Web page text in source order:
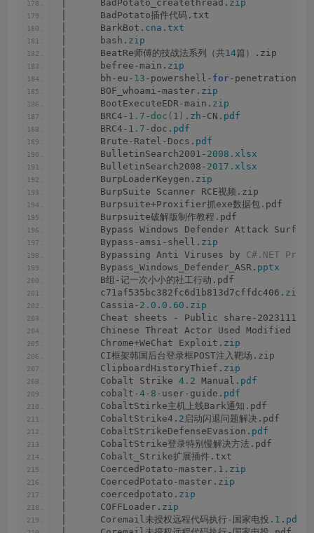
│      BadPotato_createthread. zip
│      BadPotato插件代码.txt
│      BarkBot. cna . txt
│      bash. zip
│      BeatRe师傅的技战法系列（共14篇）.zip
│      befree-main. zip
│      bh-eu- 13 -powershell- for-penetration-
│      BOF_whoami-master. zip
│      BootExecuteEDR-main. zip
│      BRC4- 1.7 - doc ( 1 ) . zh -CN. pdf
│      BRC4- 1.7 -doc. pdf
│      Brute-Ratel-Docs. pdf
│      BulletinSearch2001- 2008. xlsx
│      BulletinSearch2008- 2017. xlsx
│      BurpLoaderKeygen. zip
│      BurpSuite Scanner RCE视频.zip
│      Burpsuite+Proxifier抓exe数据包.pdf
│      Burpsuite破解版制作教程.pdf
│      Bypass Windows Defender Attack
│      Bypass-amsi-shell. zip
│      Bypassing Anti Viruses by C#.NET
│      Bypass_Windows_Defender_ASR. pptx
│      B组-记一次小小的社工行动.pdf
│      c71af535bc382fc6d1b813d7cffdc406. zip
│      Cassia- 2.0 . 0.60 . zip
│      Cheat sheets - Public share-
│      Chinese Threat Actor Used Modified
│      Chrome+WeChat Exploit. zip
│      CI框架韩国后台登录框POST注入靶场.zip
│      ClipboardHistoryThief. zip
│      Cobalt Strike 4.2 Manual. pdf
│      cobalt-4- 8 -user-guide. pdf
│      CobaltStirke主机上线Bark通知.pdf
│      CobaltStrike4. 2 启动闪退问题解决.pdf
│      CobaltStrikeDefenseEvasion. pdf
│      CobaltStrike登录特别慢解决方法.pdf
│      Cobalt_Strike扩展插件.txt
│      CoercedPotato-master. 1 . zip
│      CoercedPotato-master. zip
│      coercedpotato. zip
│      COFFLoader. zip
│      Coremail未授权远程代码执行-国家电投 .1 . pdf